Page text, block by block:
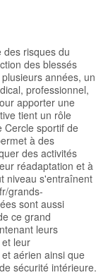
des risques du
des blessés
années, un
professionnel,
apporter une
tient un rôle
Cercle sportif de
à des
des activités
réadaptation et à
niveau s'entraînent
grands-
sont aussi
ce grand
leurs
leur
aérien ainsi que
sécurité intérieure.